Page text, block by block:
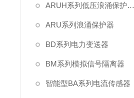
ARUH系列低压浪涌保护装置
ARU系列浪涌保护器
BD系列电力变送器
BM系列模拟信号隔离器
智能型BA系列电流传感器